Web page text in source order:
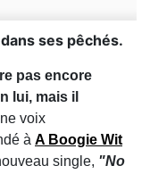
ses pêchés.
pas encore
lui, mais il
voix
à A Boogie Wit
single, "No